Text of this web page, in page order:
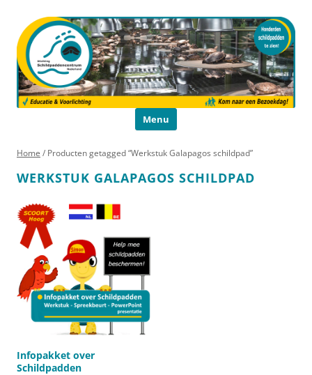
Menu
Home / Producten getagged “Werkstuk Galapagos schildpad”
WERKSTUK GALAPAGOS SCHILDPAD
Infopakket over
Schildpadden